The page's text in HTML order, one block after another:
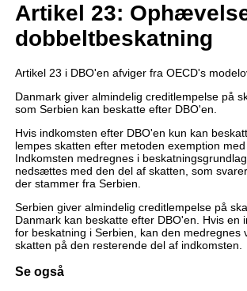
Artikel 23:
dobbeltbeskatning
Artikel 23 i DBO'en afviger fra OECD's
Danmark giver almindelig creditlempelse på
som Serbien kan beskatte efter DBO'en.
Hvis indkomsten efter DBO'en kun kan
lempes skatten efter metoden exemption med
Indkomsten medregnes i
nedsættes med den del af skatten, som
der stammer fra Serbien.
Serbien giver almindelig creditlempelse på
Danmark kan beskatte efter DBO'en. Hvis en
for beskatning i Serbien, kan den medregnes
skatten på den resterende del af indkomsten.
Se også